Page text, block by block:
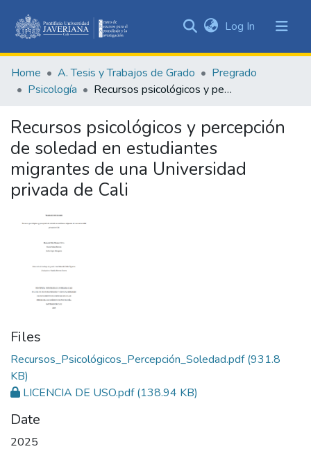
&
Collections
Statistics
Log In (current)
Home A. Tesis y Trabajos de Grado
Pregrado
Psicología
Recursos psicológicos y percepción de soledad en estudiantes migrantes de una Universidad privada de Cali
Recursos psicológicos y percepción
de soledad en estudiantes
migrantes de una Universidad
privada de Cali
Files
Recursos_Psicológicos_Percepción_Soledad.pdf(931.8
KB)
LICENCIA DE USO.pdf(138.94 KB)
Date
2025